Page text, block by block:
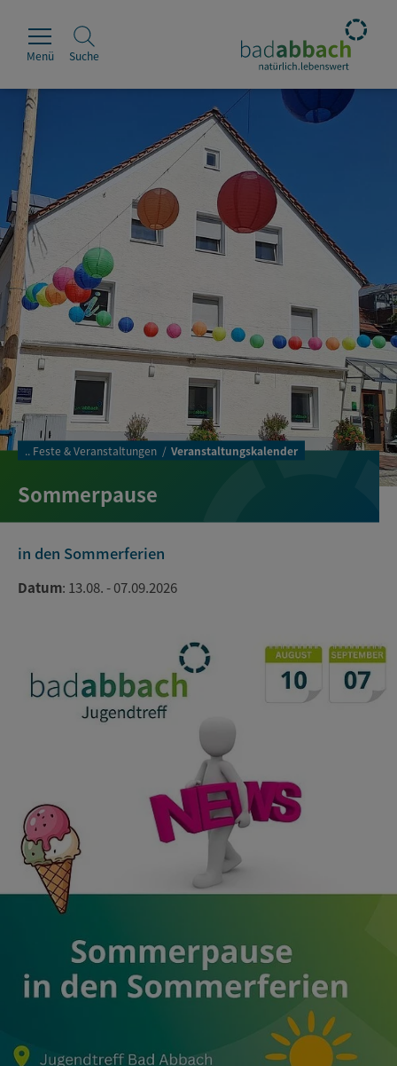
Rathaus
Erleben
Leben & Wohnen
Wirtschaft & Handel
Menü Suche
.. Feste & Veranstaltungen Veranstaltungskalender
Sommerpause
in den Sommerferien
Datum: 13.08. - 07.09.2026